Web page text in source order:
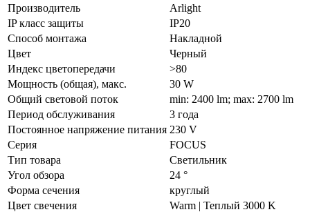
Производитель
Arlight
IP класс защиты
IP20
Способ монтажа
Накладной
Цвет
Черный
Индекс цветопередачи
>80
Мощность (общая), макс.
30 W
Общий световой поток
min: 2400 lm; max: 2700 lm
Период обслуживания
3 года
Постоянное напряжение питания 230 V
Серия
FOCUS
Тип товара
Светильник
Угол обзора
24 °
Форма сечения
круглый
Цвет свечения
Warm | Теплый 3000 K